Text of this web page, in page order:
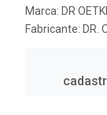
Marca: DR
Fabricante: DR.